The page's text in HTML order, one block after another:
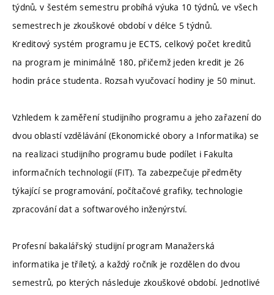
týdnů, v šestém semestru probíhá výuka 10 týdnů, ve všech
semestrech je zkouškové období v délce 5 týdnů.
Kreditový systém programu je ECTS, celkový počet kreditů
na program je minimálně 180, přičemž jeden kredit je 26
hodin práce studenta. Rozsah vyučovací hodiny je 50 minut.
Vzhledem k zaměření studijního programu a jeho zařazení do
dvou oblastí vzdělávání (Ekonomické obory a Informatika) se
na realizaci studijního programu bude podílet i Fakulta
informačních technologií (FIT). Ta zabezpečuje předměty
týkající se programování, počítačové grafiky, technologie
zpracování dat a softwarového inženýrství.
Profesní bakalářský studijní program Manažerská
informatika je tříletý, a každý ročník je rozdělen do dvou
semestrů, po kterých následuje zkouškové období. Jednotlivé